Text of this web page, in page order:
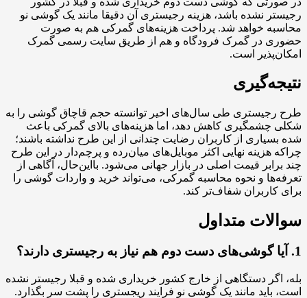
نشده باشد، هزینه رجیستری آن دقیقا مانند یک گوشی نو
خواهد شد. پرداخت هزینه‌های گمرکی هم به صورت
در گمرک فرودگاه و هم از طریق سایت رسمی گمرک
است.
طی سال‌های اخیر توانسته حجم قاچاق گوشی را به
کاهش دهد، اما هزینه‌های بالای گمرکی باعث
از کاربران رضایت چندانی از این طرح نداشته باشند؛
نهایی اکثر موبایل‌های میان‌رده و پرچم‌دار در این طرح
قیمت اصلی در بازار جهانی می‌شود. بااین‌حال، آگاهی از
و نحوه محاسبه گمرکی، می‌تواند خرید و واردات گوشی را
شفاف‌تر کند.
متداول
دستگاهی از خارج کشور خریداری شده و قبلا رجیستر نشده
مانند یک گوشی نو فرایند ریجستری را پشت سر بگذارد.